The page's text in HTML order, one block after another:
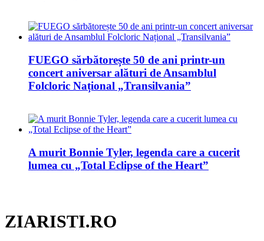
FUEGO sărbătorește 50 de ani printr-un
concert aniversar alături de Ansamblul
Folcloric Național „Transilvania”
A murit Bonnie Tyler, legenda care a cucerit
lumea cu „Total Eclipse of the Heart”
ZIARISTI.RO